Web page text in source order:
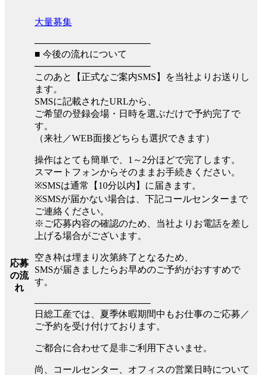
応募
の流
れ
大量募集
──────────────────
■ 今後の流れについて
──────────────────
このあと【正式なご案内SMS】を当社よりお送りし
ます。
SMSに記載されたURLから、
ご希望の登録会場・日時を選ぶだけで予約完了で
す。
（来社／WEB面接どちらも選択できます）
操作はとても簡単で、1～2分ほどで完了します。
スマートフォンからそのままお手続きください。
※SMSは通常【10分以内】に届きます。
※SMSが届かない場合は、下記コールセンターまで
ご連絡ください。
※ご応募内容の確認のため、当社よりお電話を差し
上げる場合がございます。
空き枠は埋まり次第終了となるため、
SMSが届きましたらお早めのご予約がおすすめで
す。
──────────────────
日総工産では、夏季休暇期間中もお仕事のご応募／
ご予約を受け付けております。
ご都合に合わせて是非ご利用下さいませ。
尚、コールセンター、オフィスの営業日時について